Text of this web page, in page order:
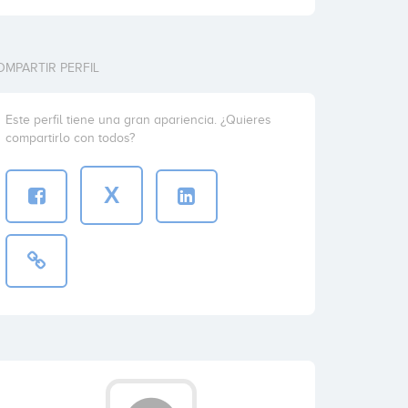
PERFIL
Este perfil tiene una gran apariencia. ¿Quieres
compartirlo con todos?
X